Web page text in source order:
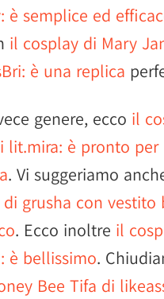
è semplice ed
il cosplay di Mary
è una replica
genere, ecco il
lit.mira: è pronto per
. Vi suggeriamo
grusha con vestito
. Ecco inoltre il
è bellissimo.
Bee Tifa di